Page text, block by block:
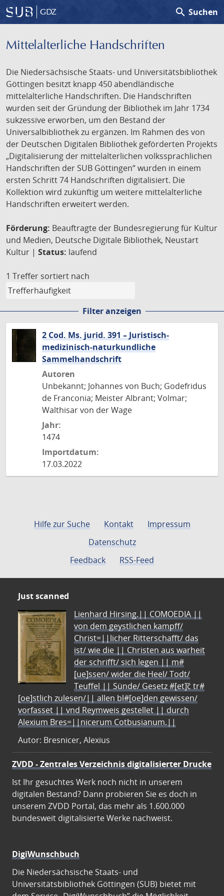
GDZ search Suchen
Mittelalterliche Handschriften
Die Niedersächsische Staats- und Universitätsbibliothek
Göttingen besitzt knapp 450 abendländische
mittelalterliche Handschriften. Die Handschriften
wurden seit der Gründung der Bibliothek im Jahr 1734
sukzessive erworben, um den Bestand der
Universalbibliothek zu ergänzen. Im Rahmen des von
der Deutschen Digitalen Bibliothek geförderten Projekts
„Digitalisierung der mittelalterlichen volkssprachlichen
Handschriften der SUB Göttingen“ wurden in einem
ersten Schritt 74 Handschriften digitalisiert. Die
Kollektion wird zukünftig um weitere mittelalterliche
Handschriften erweitert werden.
Förderung: Beauftragte der Bundesregierung für Kultur
und Medien, Deutsche Digitale Bibliothek, Neustart
Kultur | Status: laufend
1 Treffer sortiert nach
Filter anzeigen
2 Cod. Ms. jurid. 391 – Juristisch-
medizinisch-naturkundliche
Sammelhandschrift
Autoren
Unbekannt; Johannes von Buch; Godefridus
de Franconia; Meister Albrant; Volmar;
Walthisar von der Wage
Jahr:
1474
Importdatum:
17.03.2022
Hilfe zur Suche Kontakt
Impressum
Datenschutz
Feedback
RSS-Feed
Just scanned
Lienhard Hirsing.|| COMOEDIA ||
von dem geystlichen kampff/
Christ=||licher Ritterschafft/ das
ist/ wie die || Christen aus warheit
der schrifft/ sich legen || m#
[ue]ssen/ wider die Heel/ Todt/
Teuffel || Sünde/ Gesetz #[et]c̃ tr#
[oe]stlich zulesen/|| allen bl#[oe]den gewissen/
vorfasset || vnd Reymweis gestellet || durch
Alexium Bres=||nicerum Cotbusianum.||
Autor: Bresnicer, Alexius
ZVDD - Zentrales Verzeichnis digitalisierter Drucke
Ist Ihr gesuchtes Werk noch nicht in unserem
digitalen Bestand? Dann probieren Sie es doch in
unserem ZVDD Portal, das mehr als 1.600.000
bundesweit digitalisierte Werke nachweist.
DigiWunschbuch
Die Niedersächsische Staats- und
Universitätsbibliothek Göttingen (SUB) bietet mit